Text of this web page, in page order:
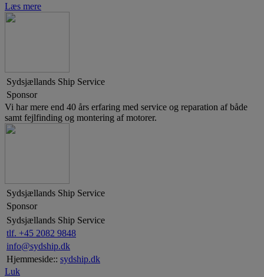
Læs mere
Sydsjællands Ship Service
Sponsor
Vi har mere end 40 års erfaring med service og reparation af både
samt fejlfinding og montering af motorer.
Sydsjællands Ship Service
Sponsor
Sydsjællands Ship Service
tlf. +45 2082 9848
info@sydship.dk
Hjemmeside:: sydship.dk
Luk